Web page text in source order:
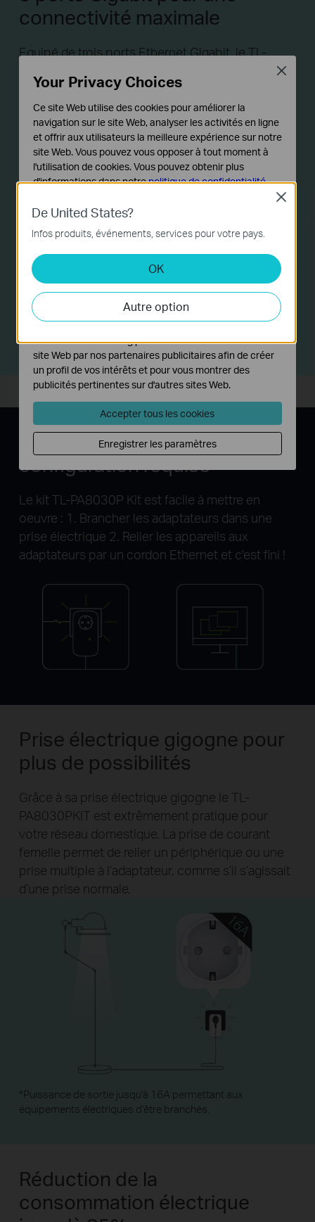
connectivité maximale
Equipé de trois ports Ethernet Gigabit, le TL-
PA8030P permet aux utilisateurs de connecter
trois appareils gourmand en bande passante dans
une pièce et de garantir de multiples
transmissions de vidéos HD, des jeux en ligne ou
des transferts vers un NAS le tout simultanément
et à grande vitesse !
Plug and Play,aucune
configuration requise
Le kit TL-PA8030P Kit est facile à mettre en
oeuvre : 1. Brancher les adaptateurs dans une
prise électrique 2. Relier les appareils aux
adaptateurs par un cordon Ethernet et c'est fini !
Prise électrique gigogne pour
plus de possibilités
Grâce à sa prise électrique gigogne le TL-
PA8030PKIT est extrêmement pratique pour
votre réseau domestique. La prise de courant
femelle permet de relier un périphérique ou une
prise multiple à l’adaptateur, comme s’il s’agissait
d’une prise normale.
*Puissance de sortie jusqu'à 16A permettant aux
équipements électriques d'être branchés.
Réduction de la
consommation électrique
De United States?
Infos produits, événements, services pour votre pays.
OK
Autre option
Close
Your Privacy Choices
Ce site Web utilise des cookies pour améliorer la
navigation sur le site Web, analyser les activités en ligne
et offrir aux utilisateurs la meilleure expérience sur notre
site Web. Vous pouvez vous opposer à tout moment à
l'utilisation de cookies. Vous pouvez obtenir plus
d'informations dans notrepolitique de confidentialité.
Cookies basiques
Ces cookies sont nécessaires au fonctionnement du
site Web et ne peuvent pas être désactivés dans vos
Cookies d'analyse et marketing
Les cookies d'analyse nous permettent d'analyser vos
activités sur notre site Web pour améliorer et ajuster les
fonctionnalités de notre site Web.
Les cookies marketing peuvent être définis via notre
site Web par nos partenaires publicitaires afin de créer
un profil de vos intérêts et pour vous montrer des
publicités pertinentes sur d'autres sites Web.
Accepter tous les cookies
Enregistrer les paramètres
Close